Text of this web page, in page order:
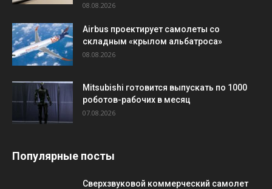
08.08.2026
Airbus проектирует самолеты со
складным «крылом альбатроса»
08.08.2026
Mitsubishi готовится выпускать по 1000
роботов-рабочих в месяц
07.08.2026
Популярные посты
Сверхзвуковой коммерческий самолет